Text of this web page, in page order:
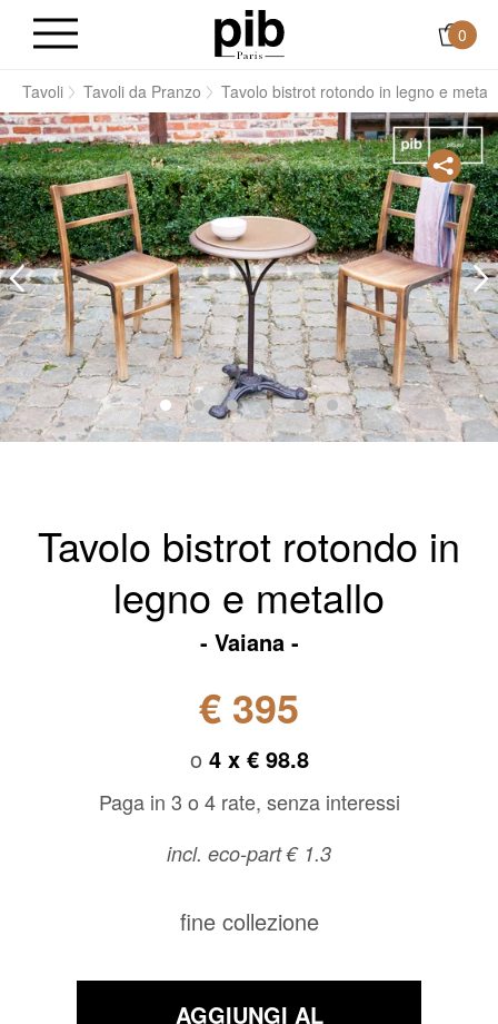
0
Tavoli Tavoli da Pranzo Tavolo bistrot rotondo in legno e
Tavolo bistrot rotondo in
legno e metallo
Vaiana
€ 395
o4 x € 98.8
Paga in 3 o 4 rate, senza interessi
incl. eco-part € 1.3
fine collezione
AGGIUNGI AL